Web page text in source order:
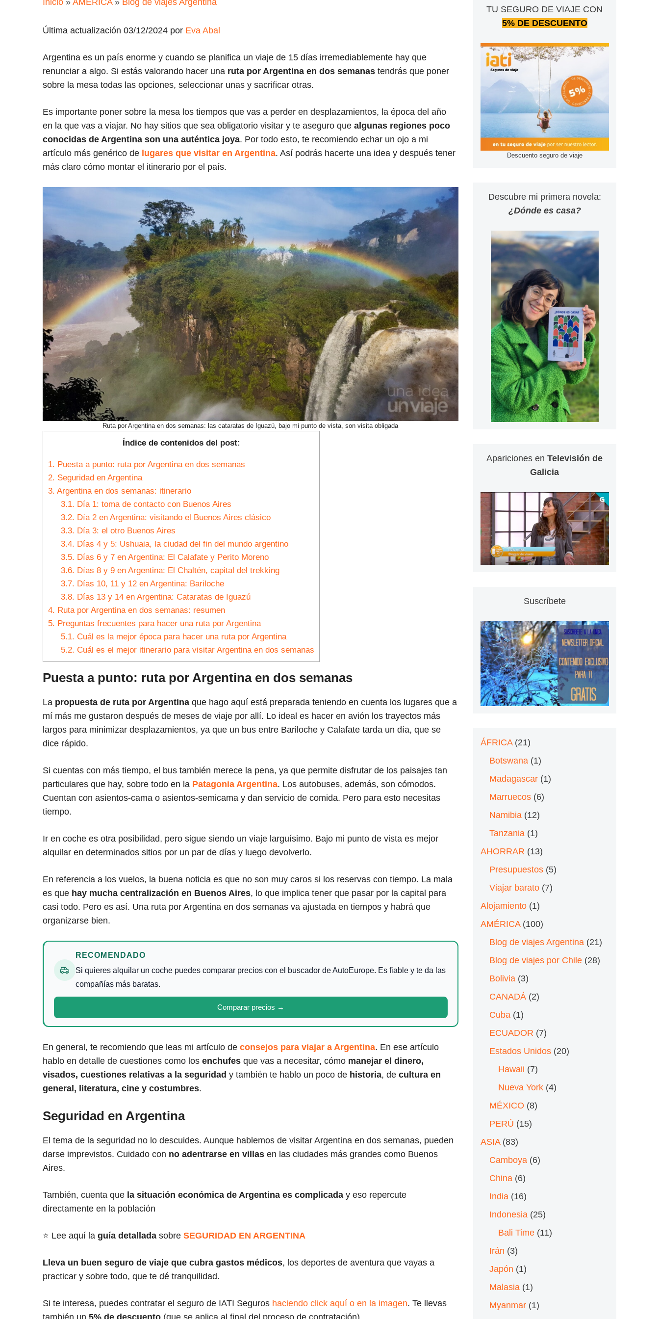
Última actualización 03/12/2024 por Eva Abal
Argentina es un país enorme y cuando se planifica un viaje de 15 días irremediablemente hay que
renunciar a algo. Si estás valorando hacer una ruta por Argentina en dos semanas tendrás que poner
sobre la mesa todas las opciones, seleccionar unas y sacrificar otras.
Es importante poner sobre la mesa los tiempos que vas a perder en desplazamientos, la época del año
en la que vas a viajar. No hay sitios que sea obligatorio visitar y te aseguro que algunas regiones poco
conocidas de Argentina son una auténtica joya. Por todo esto, te recomiendo echar un ojo a mi
artículo más genérico de lugares que visitar en Argentina. Así podrás hacerte una idea y después tener
más claro cómo montar el itinerario por el país.
Ruta por Argentina en dos semanas: las cataratas de Iguazú, bajo mi punto de vista, son visita obligada
Índice de contenidos del post:
1. Puesta a punto: ruta por Argentina en dos semanas
2. Seguridad en Argentina
3. Argentina en dos semanas: itinerario
3.1. Día 1: toma de contacto con Buenos Aires
3.2. Día 2 en Argentina: visitando el Buenos Aires clásico
3.3. Día 3: el otro Buenos Aires
3.4. Días 4 y 5: Ushuaia, la ciudad del fin del mundo argentino
3.5. Días 6 y 7 en Argentina: El Calafate y Perito Moreno
3.6. Días 8 y 9 en Argentina: El Chaltén, capital del trekking
3.7. Días 10, 11 y 12 en Argentina: Bariloche
3.8. Días 13 y 14 en Argentina: Cataratas de Iguazú
4. Ruta por Argentina en dos semanas: resumen
5. Preguntas frecuentes para hacer una ruta por Argentina
5.1. Cuál es la mejor época para hacer una ruta por Argentina
5.2. Cuál es el mejor itinerario para visitar Argentina en dos semanas
Puesta a punto: ruta por Argentina en dos semanas
La propuesta de ruta por Argentina que hago aquí está preparada teniendo en cuenta los lugares que a
mí más me gustaron después de meses de viaje por allí. Lo ideal es hacer en avión los trayectos más
largos para minimizar desplazamientos, ya que un bus entre Bariloche y Calafate tarda un día, que se
dice rápido.
Si cuentas con más tiempo, el bus también merece la pena, ya que permite disfrutar de los paisajes tan
particulares que hay, sobre todo en la Patagonia Argentina. Los autobuses, además, son cómodos.
Cuentan con asientos-cama o asientos-semicama y dan servicio de comida. Pero para esto necesitas
tiempo.
Ir en coche es otra posibilidad, pero sigue siendo un viaje larguísimo. Bajo mi punto de vista es mejor
alquilar en determinados sitios por un par de días y luego devolverlo.
En referencia a los vuelos, la buena noticia es que no son muy caros si los reservas con tiempo. La mala
es que hay mucha centralización en Buenos Aires, lo que implica tener que pasar por la capital para
casi todo. Pero es así. Una ruta por Argentina en dos semanas va ajustada en tiempos y habrá que
organizarse bien.
RECOMENDADO
Si quieres alquilar un coche puedes comparar precios con el buscador de AutoEurope. Es fiable y te da las
compañías más baratas.
Comparar precios →
En general, te recomiendo que leas mi artículo de consejos para viajar a Argentina. En ese artículo
hablo en detalle de cuestiones como los enchufes que vas a necesitar, cómo manejar el dinero,
visados, cuestiones relativas a la seguridad y también te hablo un poco de historia, de cultura en
general, literatura, cine y costumbres.
Seguridad en Argentina
El tema de la seguridad no lo descuides. Aunque hablemos de visitar Argentina en dos semanas, pueden
darse imprevistos. Cuidado con no adentrarse en villas en las ciudades más grandes como Buenos
Aires.
También, cuenta que la situación económica de Argentina es complicada y eso repercute
directamente en la población
⭐ Lee aquí la guía detallada sobre SEGURIDAD EN ARGENTINA
Lleva un buen seguro de viaje que cubra gastos médicos, los deportes de aventura que vayas a
practicar y sobre todo, que te dé tranquilidad.
Si te interesa, puedes contratar el seguro de IATI Seguros haciendo click aquí o en la imagen. Te llevas
también un 5% de descuento (que se aplica al final del proceso de contratación).
TU SEGURO DE VIAJE CON
5% DE DESCUENTO
Descuento seguro de viaje
Descubre mi primera novela:
¿Dónde es casa?
Apariciones enTelevisión de
Galicia
Suscríbete
ÁFRICA(21)
Botswana(1)
Madagascar(1)
Marruecos(6)
Namibia(12)
Tanzania(1)
AHORRAR (13)
Presupuestos(5)
Viajar barato(7)
Alojamiento(1)
AMÉRICA(100)
Blog de viajes Argentina(21)
Blog de viajes por Chile(28)
Bolivia(3)
CANADÁ(2)
Cuba(1)
ECUADOR (7)
Estados Unidos(20)
Hawaii (7)
Nueva York(4)
MÉXICO (8)
PERÚ (15)
ASIA(83)
Camboya(6)
China(6)
India(16)
Indonesia(25)
Bali Time(11)
Irán (3)
Japón (1)
Malasia(1)
Myanmar(1)